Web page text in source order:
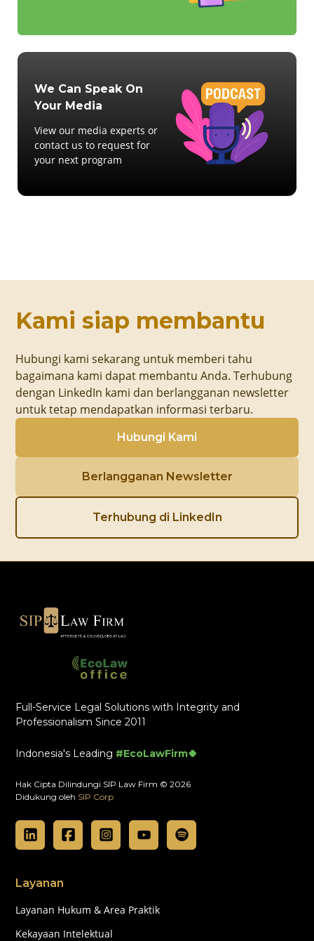
We Can Speak On
Your Media
View our media experts or
contact us to request for
your next program
Kami siap membantu
Hubungi kami sekarang untuk memberi tahu
bagaimana kami dapat membantu Anda. Terhubung
dengan LinkedIn kami dan berlangganan newsletter
untuk tetap mendapatkan informasi terbaru.
Hubungi Kami
Berlangganan Newsletter
Terhubung di LinkedIn
Full-Service Legal Solutions with Integrity and
Professionalism Since 2011
Indonesia's Leading #EcoLawFirm🍀
Hak Cipta Dilindungi SIP Law Firm © 2026
Didukung oleh SIP Corp
Layanan
Layanan Hukum & Area Praktik
Kekayaan Intelektual